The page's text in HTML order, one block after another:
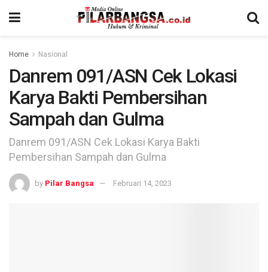
Home Nasional
Danrem 091/ASN Cek Lokasi
Karya Bakti Pembersihan
Sampah dan Gulma
Danrem 091/ASN Cek Lokasi Karya Bakti
Pembersihan Sampah dan Gulma
by Pilar Bangsa Februari 14, 2023